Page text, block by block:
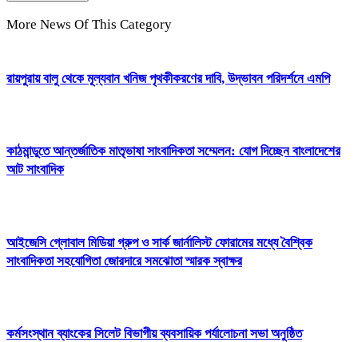
More News Of This Category
রায়পুরায় বালু থেকে মূল্যবান খনিজ পৃথকীকরণের দাবি, উদ্ভাবন পরিদর্শনে এমপি
কাঠমান্ডুতে আন্তর্জাতিক মাতৃভাষা সাংবাদিকতা সম্মেলন: যোগ দিচ্ছেন বাংলাদেশের
আট সাংবাদিক
আইজেসি গ্লোবাল মিডিয়া গ্রুপ ও সার্ক জার্নালিস্ট ফোরামের মধ্যে বৈশ্বিক
সাংবাদিকতা সহযোগিতা জোরদারে সমঝোতা স্মারক স্বাক্ষর
কর্মসংস্থান ব্যাংকের সিলেট বিভাগীয় ব্যবসায়িক পর্যালোচনা সভা অনুষ্ঠিত